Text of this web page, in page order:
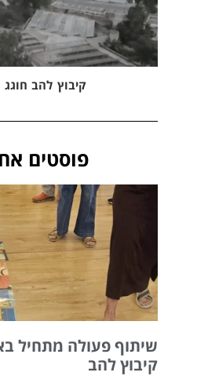
קיבוץ להב חוגג 70 שנים
פוסטים
שיתוף פעולה מתחיל
קיבוץ להב